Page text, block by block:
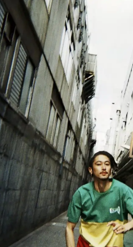
时 尚
球 鞋
生 活
科 技
关于我们 联系我们